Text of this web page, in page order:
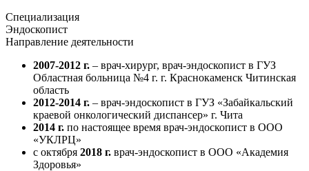
Специализация
Эндоскопист
Направление деятельности
2007-2012 г. – врач-хирург, врач-эндоскопист в ГУЗ
Областная больница №4 г. г. Краснокаменск Читинская
область
2012-2014 г. – врач-эндоскопист в ГУЗ «Забайкальский
краевой онкологический диспансер» г. Чита
2014 г. по настоящее время врач-эндоскопист в ООО
«УКЛРЦ»
с октября 2018 г. врач-эндоскопист в ООО «Академия
Здоровья»